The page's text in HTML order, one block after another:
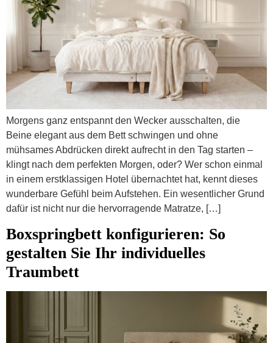
Morgens ganz entspannt den Wecker ausschalten, die
Beine elegant aus dem Bett schwingen und ohne
mühsames Abdrücken direkt aufrecht in den Tag starten –
klingt nach dem perfekten Morgen, oder? Wer schon einmal
in einem erstklassigen Hotel übernachtet hat, kennt dieses
wunderbare Gefühl beim Aufstehen. Ein wesentlicher Grund
dafür ist nicht nur die hervorragende Matratze, […]
Boxspringbett konfigurieren: So
gestalten Sie Ihr individuelles
Traumbett